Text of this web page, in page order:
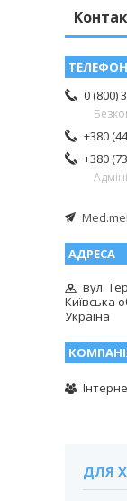
0 (800)
+380
+380
вул.
Київська
Україна
ДЛЯ